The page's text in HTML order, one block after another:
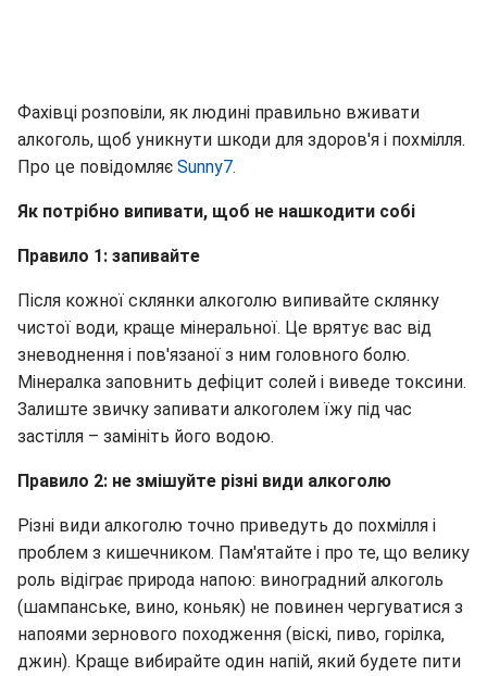
Фахівці розповіли, як людині правильно вживати
алкоголь, щоб уникнути шкоди для здоров'я і похмілля.
Про це повідомляє Sunny7.
Як потрібно випивати, щоб не нашкодити собі
Правило 1: запивайте
Після кожної склянки алкоголю випивайте склянку
чистої води, краще мінеральної. Це врятує вас від
зневоднення і пов'язаної з ним головного болю.
Мінералка заповнить дефіцит солей і виведе токсини.
Залиште звичку запивати алкоголем їжу під час
застілля – замініть його водою.
Правило 2: не змішуйте різні види алкоголю
Різні види алкоголю точно приведуть до похмілля і
проблем з кишечником. Пам'ятайте і про те, що велику
роль відіграє природа напою: виноградний алкоголь
(шампанське, вино, коньяк) не повинен чергуватися з
напоями зернового походження (віскі, пиво, горілка,
джин). Краще вибирайте один напій, який будете пити